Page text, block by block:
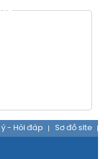
ý - Hỏi đáp Sơ đồ site